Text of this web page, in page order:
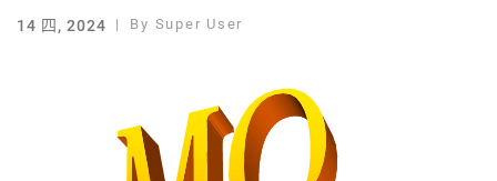
14 四, 2024 By Super User